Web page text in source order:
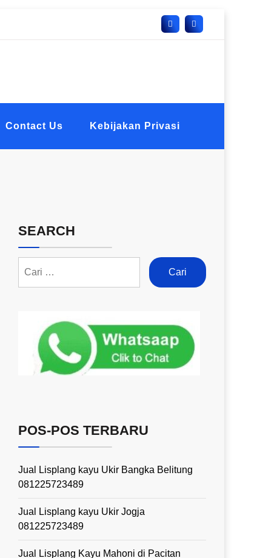
Contact Us Kebijakan Privasi
SEARCH
POS-POS TERBARU
Jual Lisplang kayu Ukir Bangka Belitung
081225723489
Jual Lisplang kayu Ukir Jogja
081225723489
Jual Lisplang Kayu Mahoni di Pacitan